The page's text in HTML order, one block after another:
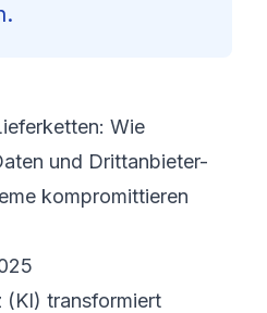
Wie
und Drittanbieter-
kompromittieren
(KI) transformiert